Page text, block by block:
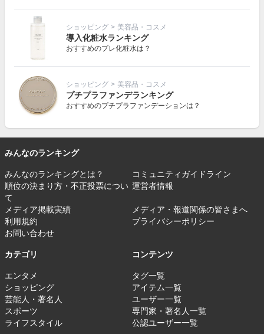
ショッピング > 美容品・コスメ
導入化粧水ランキング
おすすめのプレ化粧水は？
ショッピング > 美容品・コスメ
プチプラファンデランキング
おすすめのプチプラファンデーションは？
みんなのランキング
みんなのランキングとは？
コミュニティガイドライン
順位の決まり方・不正投票につい
て
運営者情報
メディア掲載実績
メディア・報道関係の皆さまへ
利用規約
プライバシーポリシー
お問い合わせ
カテゴリ
エンタメ
ショッピング
芸能人・著名人
スポーツ
ライフスタイル
コンテンツ
タグ一覧
アイテム一覧
ユーザー一覧
専門家・著名人一覧
公認ユーザー一覧